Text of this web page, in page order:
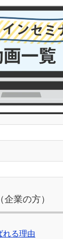
業の方）
れる理由